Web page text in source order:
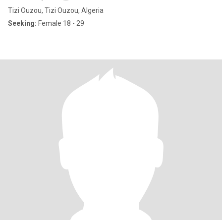
Tizi Ouzou, Tizi Ouzou, Algeria
Seeking: Female 18 - 29